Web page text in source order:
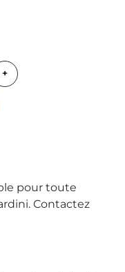
+
pour toute
Contactez